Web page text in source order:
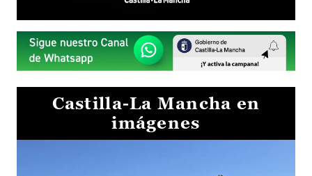
Castilla-La Mancha en
imágenes